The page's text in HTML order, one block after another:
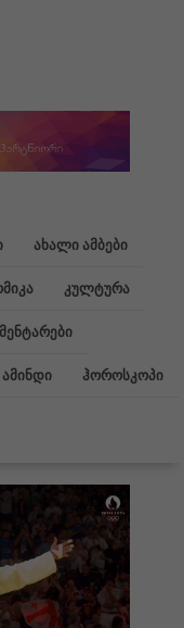
ახალი ამბები
კულტურა
ამინდი ჰოროსკოპი